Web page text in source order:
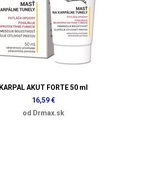
KARPAL AKUT FORTE 50 ml
16,59 €
od Drmax.sk